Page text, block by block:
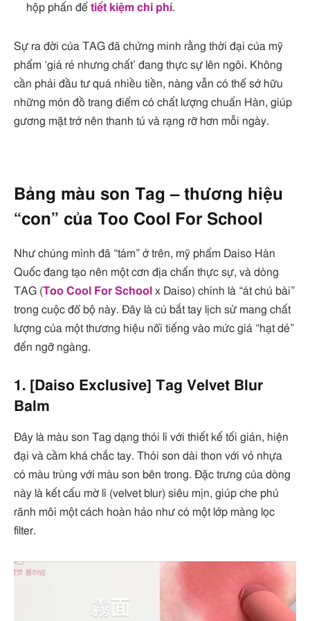
hộp phấn để tiết kiệm chi phí.
Sự ra đời của TAG đã chứng minh rằng thời đại của mỹ
phẩm ‘giá rẻ nhưng chất’ đang thực sự lên ngôi. Không
cần phải đầu tư quá nhiều tiền, nàng vẫn có thể sở hữu
những món đồ trang điểm có chất lượng chuẩn Hàn, giúp
gương mặt trở nên thanh tú và rạng rỡ hơn mỗi ngày.
Bảng màu son Tag – thương hiệu
“con” của Too Cool For School
Như chúng mình đã “tám” ở trên, mỹ phẩm Daiso Hàn
Quốc đang tạo nên một cơn địa chấn thực sự, và dòng
TAG (Too Cool For School x Daiso) chính là “át chủ bài”
trong cuộc đổ bộ này. Đây là cú bắt tay lịch sử mang chất
lượng của một thương hiệu nổi tiếng vào mức giá “hạt dẻ”
đến ngỡ ngàng.
1. [Daiso Exclusive] Tag Velvet Blur
Balm
Đây là màu son Tag dạng thỏi lì với thiết kế tối giản, hiện
đại và cầm khá chắc tay. Thỏi son dài thon với vỏ nhựa
có màu trùng với màu son bên trong. Đặc trưng của dòng
này là kết cấu mờ lì (velvet blur) siêu mịn, giúp che phủ
rãnh môi một cách hoàn hảo như có một lớp màng lọc
filter.